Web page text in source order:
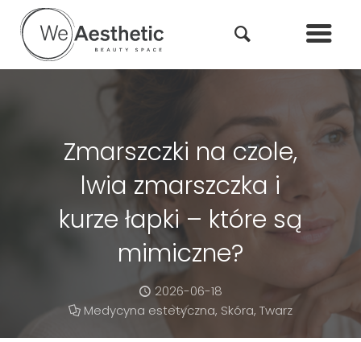
Zmarszczki na czole,
lwia zmarszczka i
kurze łapki – które są
mimiczne?
2026-06-18
Medycyna estetyczna, Skóra, Twarz